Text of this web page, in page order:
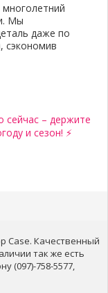
Мы
даже по
сэкономив
сейчас – держите
и сезон! ⚡
Case. Качественный
так же есть
(097)-758-5577,